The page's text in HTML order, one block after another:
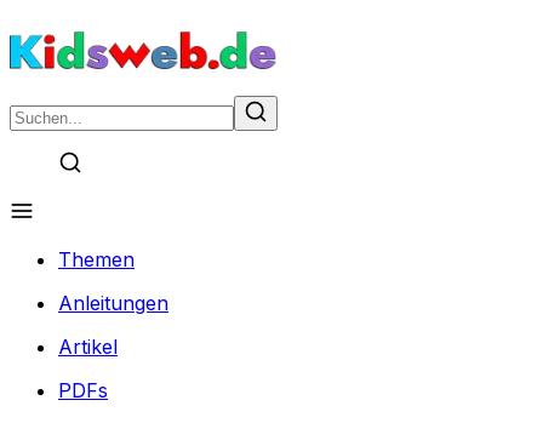
Themen
Anleitungen
Artikel
PDFs